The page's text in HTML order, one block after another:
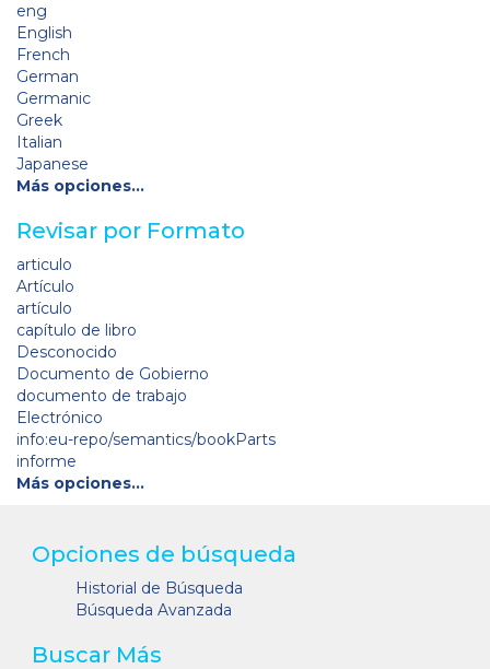
eng
English
French
German
Germanic
Greek
Italian
Japanese
Más opciones…
Revisar por Formato
articulo
Artículo
artículo
capítulo de libro
Desconocido
Documento de Gobierno
documento de trabajo
Electrónico
info:eu-repo/semantics/bookParts
informe
Más opciones…
Opciones de búsqueda
Historial de Búsqueda
Búsqueda Avanzada
Buscar Más